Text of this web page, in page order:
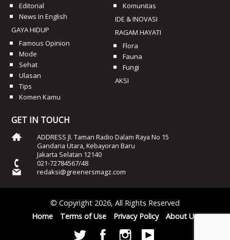
Editorial
News In English
GAYA HIDUP
Famous Opinion
Mode
Sehat
Ulasan
Tips
Komen Kamu
Komunitas
IDE & INOVASI
RAGAM HAYATI
Flora
Fauna
Fungi
AKSI
GET IN TOUCH
ADDRESS Jl. Taman Radio Dalam Raya No 15
Gandaria Utara, Kebayoran Baru
Jakarta Selatan 12140
021-72784567/48
redaksi@greenersmagz.com
© Copyright 2026, All Rights Reserved
Home
Terms of Use Privacy Policy About Us